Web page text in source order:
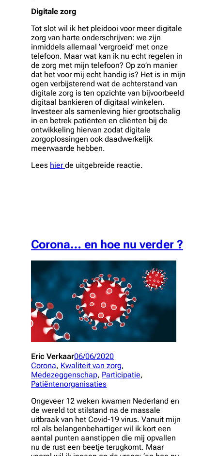
Digitale zorg
Tot slot wil ik het pleidooi voor meer digitale
zorg van harte onderschrijven: we zijn
inmiddels allemaal ‘vergroeid’ met onze
telefoon. Maar wat kan ik nu echt regelen in
de zorg met mijn telefoon? Op zo’n manier
dat het voor mij echt handig is? Het is in mijn
ogen verbijsterend wat de achterstand van
digitale zorg is ten opzichte van bijvoorbeeld
digitaal bankieren of digitaal winkelen.
Investeer als samenleving hier grootschalig
in en betrek patiënten en cliënten bij de
ontwikkeling hiervan zodat digitale
zorgoplossingen ook daadwerkelijk
meerwaarde hebben.
Lees hierde uitgebreide reactie.
Corona… en hoe nu verder ?
Eric Verkaar06/06/2020
Corona, Kwaliteit van zorg
Medezeggenschap, Participatie
Patiëntenorganisaties
Ongeveer 12 weken kwamen Nederland en
de wereld tot stilstand na de massale
uitbraak van het Covid-19 virus. Vanuit mijn
rol als belangenbehartiger wil ik kort een
aantal punten aanstippen die mij opvallen
nu de rust een beetje terugkomt. Maar